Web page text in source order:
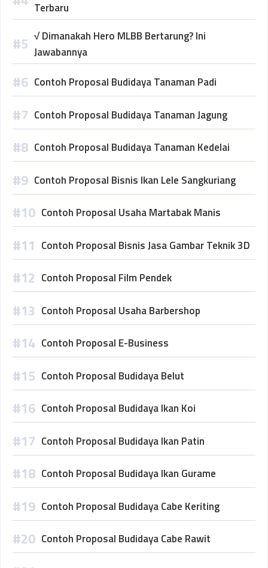
Terbaru
√ Dimanakah Hero MLBB Bertarung? Ini
Jawabannya
Contoh Proposal Budidaya Tanaman Padi
Contoh Proposal Budidaya Tanaman Jagung
Contoh Proposal Budidaya Tanaman Kedelai
Contoh Proposal Bisnis Ikan Lele Sangkuriang
Contoh Proposal Usaha Martabak Manis
Contoh Proposal Bisnis Jasa Gambar Teknik 3D
Contoh Proposal Film Pendek
Contoh Proposal Usaha Barbershop
Contoh Proposal E-Business
Contoh Proposal Budidaya Belut
Contoh Proposal Budidaya Ikan Koi
Contoh Proposal Budidaya Ikan Patin
Contoh Proposal Budidaya Ikan Gurame
Contoh Proposal Budidaya Cabe Keriting
Contoh Proposal Budidaya Cabe Rawit